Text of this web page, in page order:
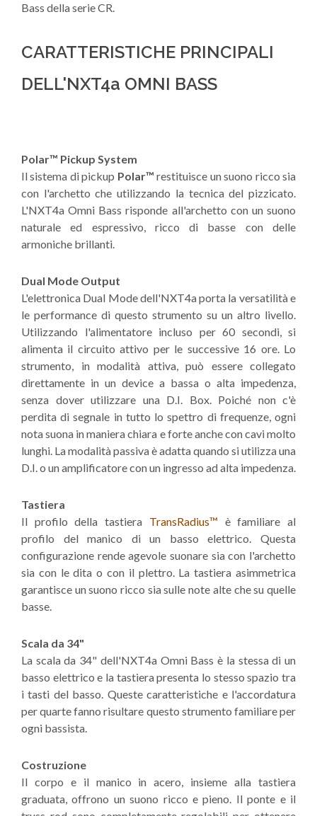
Bass della serie CR.
CARATTERISTICHE PRINCIPALI
DELL'NXT4a OMNI BASS
Polar™ Pickup System
Il sistema di pickup Polar™ restituisce un suono ricco sia
con l'archetto che utilizzando la tecnica del pizzicato.
L'NXT4a Omni Bass risponde all'archetto con un suono
naturale ed espressivo, ricco di basse con delle
armoniche brillanti.
Dual Mode Output
L'elettronica Dual Mode dell'NXT4a porta la versatilità e
le performance di questo strumento su un altro livello.
Utilizzando l'alimentatore incluso per 60 secondi, si
alimenta il circuito attivo per le successive 16 ore. Lo
strumento, in modalità attiva, può essere collegato
direttamente in un device a bassa o alta impedenza,
senza dover utilizzare una D.I. Box. Poiché non c'è
perdita di segnale in tutto lo spettro di frequenze, ogni
nota suona in maniera chiara e forte anche con cavi molto
lunghi. La modalità passiva è adatta quando si utilizza una
D.I. o un amplificatore con un ingresso ad alta impedenza.
Tastiera
Il profilo della tastiera TransRadius™ è familiare al
profilo del manico di un basso elettrico. Questa
configurazione rende agevole suonare sia con l'archetto
sia con le dita o con il plettro. La tastiera asimmetrica
garantisce un suono ricco sia sulle note alte che su quelle
basse.
Scala da 34"
La scala da 34" dell'NXT4a Omni Bass è la stessa di un
basso elettrico e la tastiera presenta lo stesso spazio tra
i tasti del basso. Queste caratteristiche e l'accordatura
per quarte fanno risultare questo strumento familiare per
ogni bassista.
Costruzione
Il corpo e il manico in acero, insieme alla tastiera
graduata, offrono un suono ricco e pieno. Il ponte e il